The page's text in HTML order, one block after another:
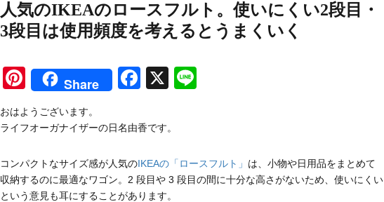
人気のIKEAのロースフルト。使いにくい2段目・
3段目は使用頻度を考えるとうまくいく
Pinterest
Share Facebook
X
おはようございます。
ライフオーガナイザーの日名由香です。
コンパクトなサイズ感が人気のIKEAの「ロースフルト」 は、小物や日用品をまとめて
収納するのに最適なワゴン。2 段目や 3 段目の間に十分な高さがないため、使いにくい
という意見も耳にすることがあります。